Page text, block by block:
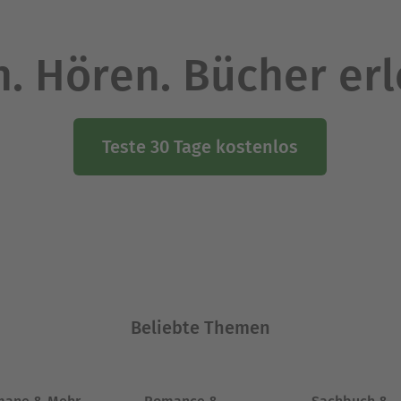
Hören. Bücher
Teste 30 Tage kostenlos
Beliebte Themen